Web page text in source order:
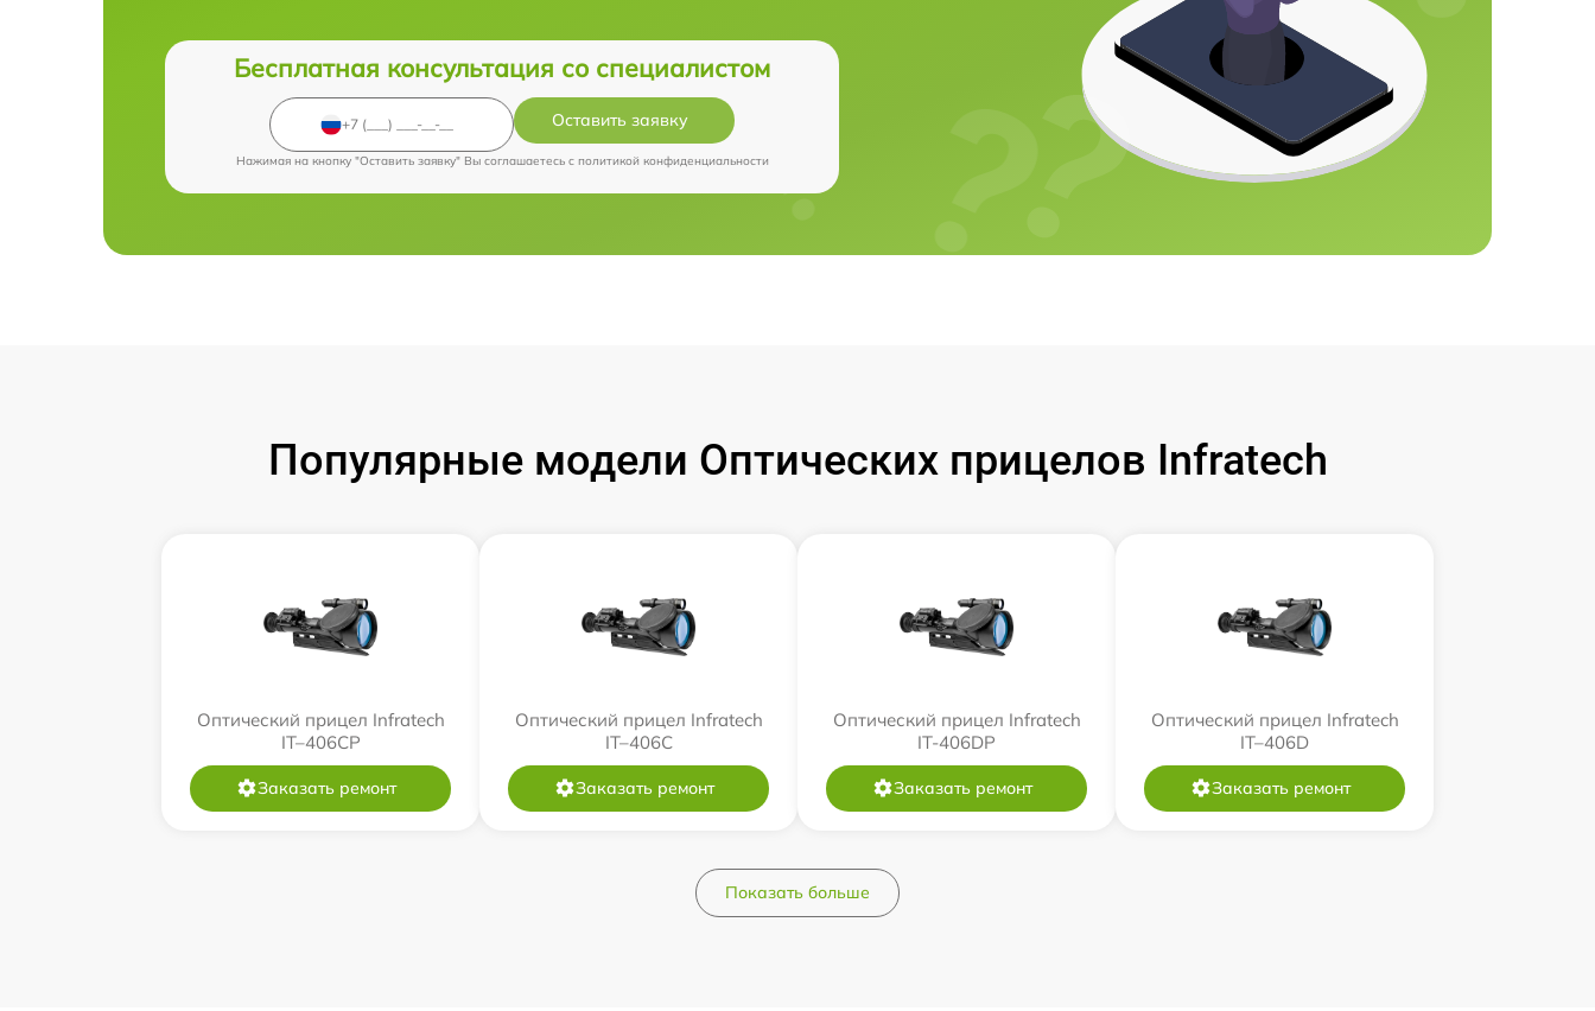
Бесплатная консультация со специалистом
Оставить заявку
Нажимая на кнопку "Оставить заявку" Вы соглашаетесь c политикой конфиденциальности
Популярные модели Оптических прицелов Infratech
Оптический прицел Infratech
IT–406СP
Заказать ремонт
Оптический прицел Infratech
IT–406С
Заказать ремонт
Оптический прицел Infratech
IT-406DP
Заказать ремонт
Оптический прицел Infratech
IT–406D
Заказать ремонт
Показать больше